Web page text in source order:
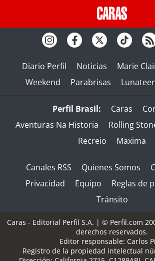
Diario Perfil Noticias Marie
Weekend
Parabrisas
Perfil Brasil: Caras
Aventuras Na Historia
Rolling
Recreio
Maxima
Canales RSS Quienes Somos
Privacidad
Equipo
Reglas de
Tránsito
Caras - Editorial Perfil S.A. | © Perfil.com
derechos reservados.
Editor responsable: Carlos
Registro de la propiedad intelectual